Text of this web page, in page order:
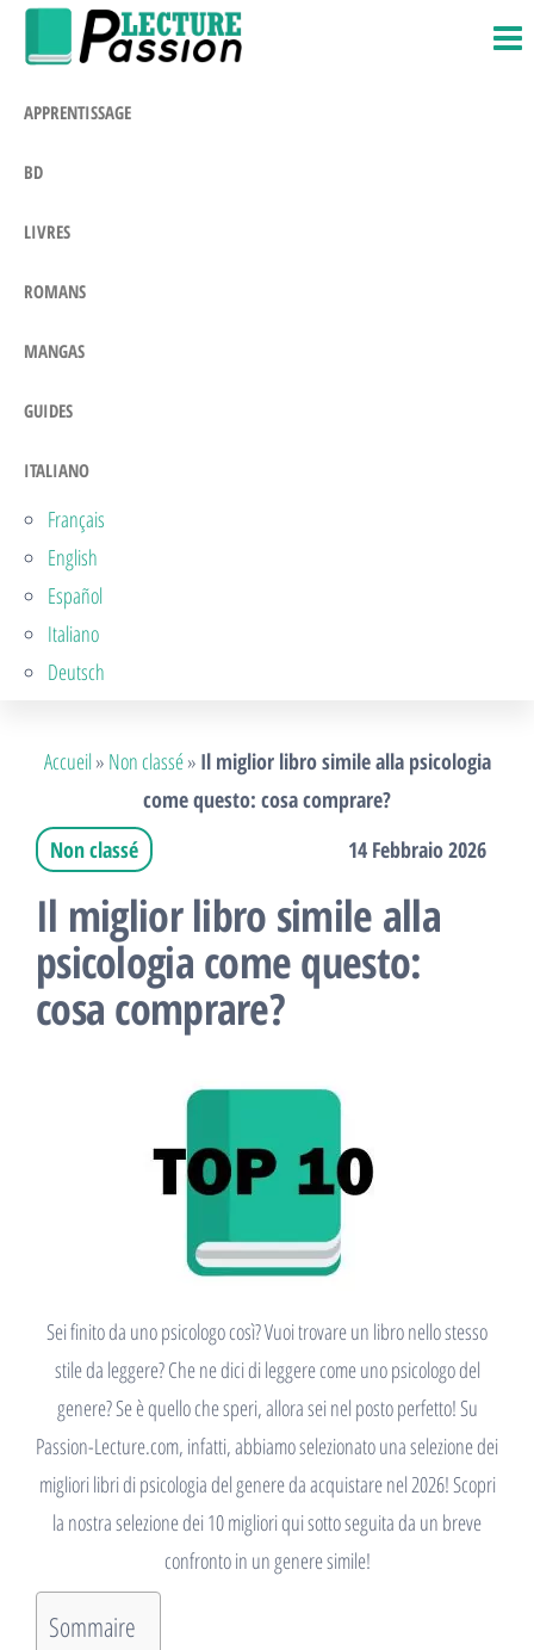
Salta
contenuto
APPRENTISSAGE
BD
LIVRES
ROMANS
MANGAS
GUIDES
ITALIANO
Français
English
Español
Italiano
Deutsch
Accueil» Non classé» Il miglior libro simile alla psicologia
come questo: cosa comprare?
Non classé
14 Febbraio 2026
Il miglior libro simile alla
psicologia come questo:
cosa comprare?
Sei finito da uno psicologo così? Vuoi trovare un libro nello stesso
stile da leggere? Che ne dici di leggere come uno psicologo del
genere? Se è quello che speri, allora sei nel posto perfetto! Su
Passion-Lecture.com, infatti, abbiamo selezionato una selezione dei
migliori libri di psicologia del genere da acquistare nel 2026! Scopri
la nostra selezione dei 10 migliori qui sotto seguita da un breve
confronto in un genere simile!
Sommaire